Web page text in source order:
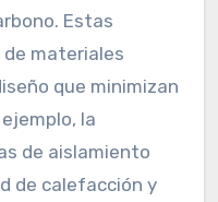
Estas
materiales
que minimizan
la
de aislamiento
de calefacción y